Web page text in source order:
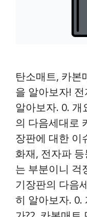
탄소매트, 카본
을 알아보자!
알아보자. 0.
의 다음세대로
장판에 대한 이
화재, 전자파
는 부분이니 걱
기장판의 다음
히 알아보자. 0.